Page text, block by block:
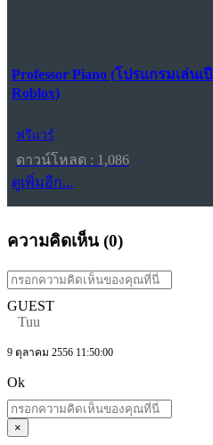
Professor Piano (โปรแกรมเล่น
Roblox)
ฟรีแวร์
ดาวน์โหลด : 1,086
ดูเพิ่มอีก...
ความคิดเห็น (0)
GUEST
Tuu
9 ตุลาคม 2556 11:50:00
Ok
×